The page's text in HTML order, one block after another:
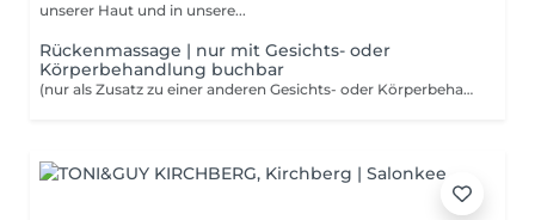
unserer Haut und in unsere...
Rückenmassage | nur mit Gesichts- oder
Körperbehandlung buchbar
(nur als Zusatz zu einer anderen Gesichts- oder Körperbehandlung buchbar)